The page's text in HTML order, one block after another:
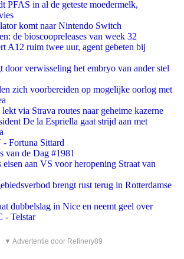
PFAS in al de geteste moedermelk,
komt naar Nintendo Switch
de bioscoopreleases van week 32
A12 ruim twee uur, agent gebeten bij
verwisseling het embryo van ander stel
zich voorbereiden op mogelijke oorlog met
via Strava routes naar geheime kazerne
De la Espriella gaat strijd aan met
Fortuna Sittard
van de Dag #1981
eisen aan VS voor heropening Straat van
brengt rust terug in Rotterdamse
dubbelslag in Nice en neemt geel over
- Telstar
▼ Advertentie door Refinery89